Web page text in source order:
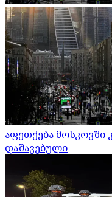
აფეთქება მოსკოვში
დაშავებული